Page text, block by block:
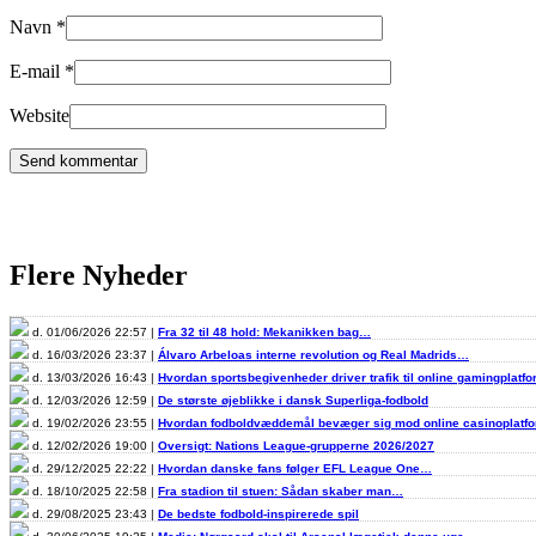
Navn *
E-mail *
Website
Flere Nyheder
d. 01/06/2026 22:57 | Fra 32 til 48 hold: Mekanikken bag…
d. 16/03/2026 23:37 | Álvaro Arbeloas interne revolution og Real Madrids…
d. 13/03/2026 16:43 | Hvordan sportsbegivenheder driver trafik til online
d. 12/03/2026 12:59 | De største øjeblikke i dansk Superliga-fodbold
d. 19/02/2026 23:55 | Hvordan fodboldvæddemål bevæger sig mod online
d. 12/02/2026 19:00 | Oversigt: Nations League-grupperne 2026/2027
d. 29/12/2025 22:22 | Hvordan danske fans følger EFL League One…
d. 18/10/2025 22:58 | Fra stadion til stuen: Sådan skaber man…
d. 29/08/2025 23:43 | De bedste fodbold-inspirerede spil